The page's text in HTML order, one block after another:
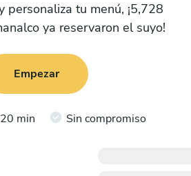
personaliza tu menú, ¡5,728
ya reservaron el suyo!
Empezar
min Sin compromiso